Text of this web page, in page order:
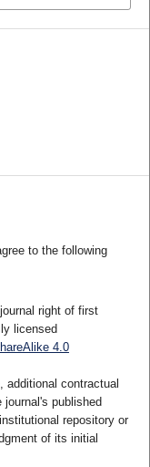
to the following
right of first
licensed
4.0
additional contractual
published
repository or
of its initial